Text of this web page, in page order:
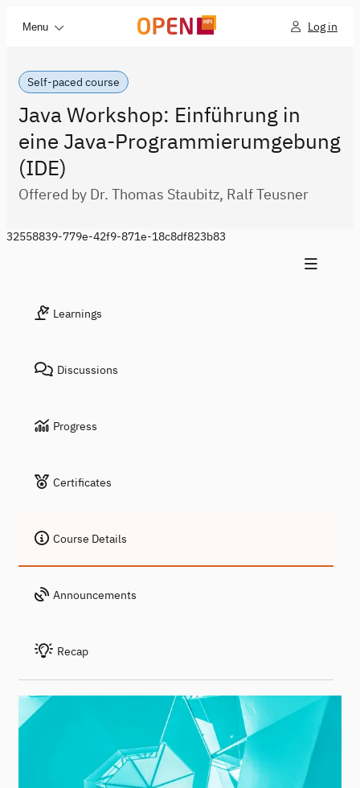
Menu Log in
Self-paced course
Java Workshop: Einführung in
eine Java-Programmierumgebung
(IDE)
Offered by Dr. Thomas Staubitz, Ralf Teusner
32558839-779e-42f9-871e-18c8df823b83
Learnings
Discussions
Progress
Certificates
Course Details
Announcements
Recap